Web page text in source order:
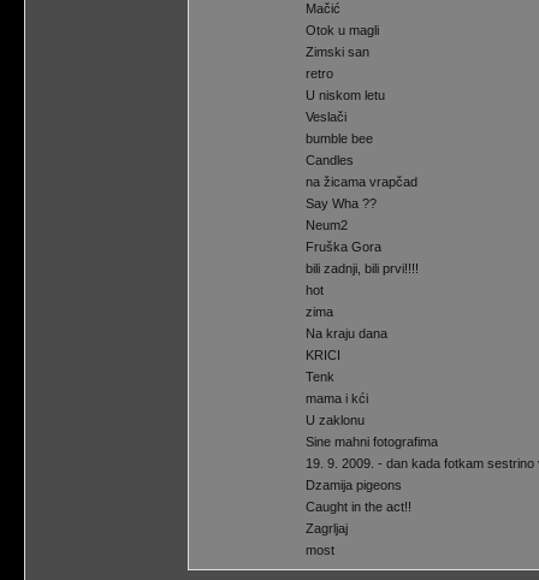
Mačić
Otok u magli
Zimski san
retro
U niskom letu
Veslači
bumble bee
Candles
na žicama vrapčad
Say Wha ??
Neum2
Fruška Gora
bili zadnji, bili prvi!!!!
hot
zima
Na kraju dana
KRICI
Tenk
mama i kći
U zaklonu
Sine mahni fotografima
19. 9. 2009. - dan kada fotkam
Dzamija pigeons
Caught in the act!!
Zagrljaj
most